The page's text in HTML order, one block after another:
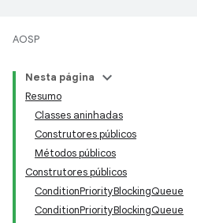
AOSP
Nesta página
Resumo
Classes aninhadas
Construtores públicos
Métodos públicos
Construtores públicos
ConditionPriorityBlockingQueue
ConditionPriorityBlockingQueue